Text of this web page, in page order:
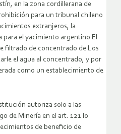
en la zona cordillerana de
para un tribunal chileno
extranjeros, la
para el yacimiento argentino El
filtrado de concentrado de Los
el agua al concentrado, y por
como un establecimiento de
autoriza solo a las
de Minería en el art. 121 lo
de beneficio de